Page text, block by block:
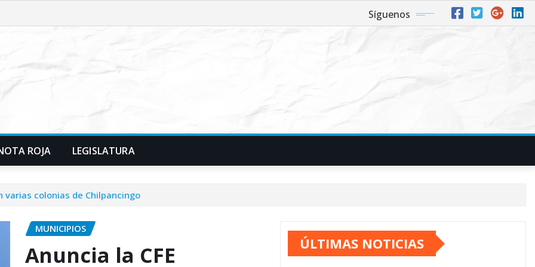
Síguenos
ROJA LEGISLATURA
varias colonias de Chilpancingo
MUNICIPIOS
Anuncia la CFE
ÚLTIMAS NOTICIAS